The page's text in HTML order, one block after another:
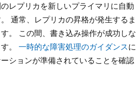
レプリカを新しいプライマリに自動
通常、レプリカの昇格が発生するま
。 この間、書き込み操作が成功しな
。 一時的な障害処理のガイダンスに
ションが準備されていることを確認